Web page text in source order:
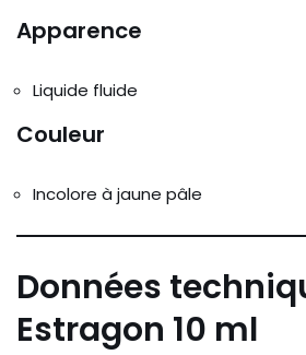
Apparence
Liquide fluide
Couleur
Incolore à jaune pâle
Données
Estragon 10 ml